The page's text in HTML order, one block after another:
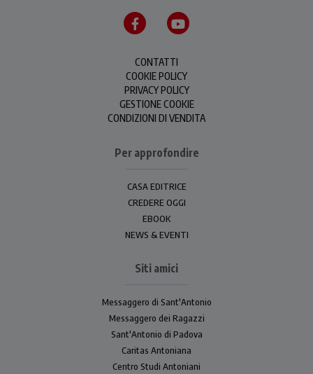
CONTATTI
COOKIE POLICY
PRIVACY POLICY
GESTIONE COOKIE
CONDIZIONI DI VENDITA
Per approfondire
CASA EDITRICE
CREDERE OGGI
EBOOK
NEWS & EVENTI
Siti amici
Messaggero di Sant'Antonio
Messaggero dei Ragazzi
Sant'Antonio di Padova
Caritas Antoniana
Centro Studi Antoniani